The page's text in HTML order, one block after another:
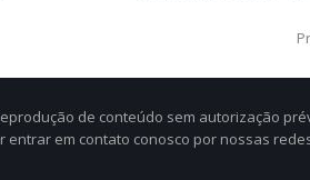
de conteúdo sem autorização
em contato conosco por nossas